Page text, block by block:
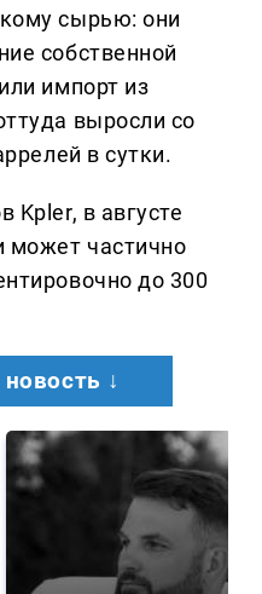
сырью: они
собственной
импорт из
выросли со
в сутки.
Kpler, в августе
может частично
до 300
↓